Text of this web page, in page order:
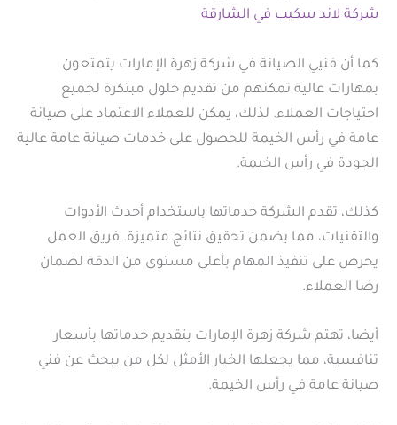
شركة لاند سكيب في الشارقة
كما أن فنيي الصيانة في شركة زهرة الإمارات يتمتعون
بمهارات عالية تمكنهم من تقديم حلول مبتكرة لجميع
احتياجات العملاء. لذلك، يمكن للعملاء الاعتماد على صيانة
عامة في رأس الخيمة للحصول على خدمات صيانة عامة عالية
الجودة في رأس الخيمة.
كذلك، تقدم الشركة خدماتها باستخدام أحدث الأدوات
والتقنيات، مما يضمن تحقيق نتائج متميزة. فريق العمل
يحرص على تنفيذ المهام بأعلى مستوى من الدقة لضمان
رضا العملاء.
أيضا، تهتم شركة زهرة الإمارات بتقديم خدماتها بأسعار
تنافسية، مما يجعلها الخيار الأمثل لكل من يبحث عن فني
صيانة عامة في رأس الخيمة.